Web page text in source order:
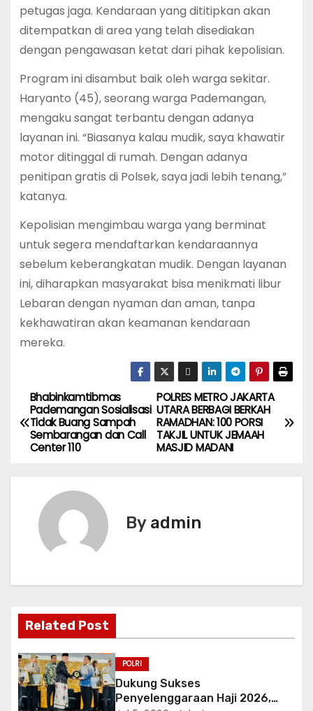
petugas jaga. Kendaraan yang dititipkan akan
ditempatkan di area yang telah disediakan
dengan pengawasan ketat dari pihak kepolisian.
Program ini disambut baik oleh warga sekitar.
Haryanto (45), seorang warga Pademangan,
mengaku sangat terbantu dengan adanya
layanan ini. “Biasanya kalau mudik, saya khawatir
motor ditinggal di rumah. Dengan adanya
penitipan gratis di Polsek, saya jadi lebih tenang,”
katanya.
Kepolisian mengimbau warga yang berminat
untuk segera mendaftarkan kendaraannya
sebelum keberangkatan mudik. Dengan layanan
ini, diharapkan masyarakat bisa menikmati libur
Lebaran dengan nyaman dan aman, tanpa
kekhawatiran akan keamanan kendaraan
mereka.
P
o
v
i
g
a
t
POLRES METRO JAKARTA
UTARA BERBAGI BERKAH
RAMADHAN: 100 PORSI
TAKJIL UNTUK JEMAAH
MASJID MADANI
Bhabinkamtibmas
Pademangan Sosialisasi
Tidak Buang Sampah
Sembarangan dan Call
Center 110
By admin
Related Post
POLRI
Dukung Sukses
Penyelenggaraan Haji 2026,